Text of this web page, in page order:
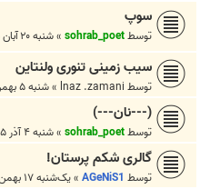
سوپ
توسطsohrab_poet
»شنبه ۲۰ آبان ۱۳۸۵, ۹:۵۷ ب.ظ
سیب زمینی تنوری ولنتاین
توسط lnaz .zamani
»شنبه ۵ بهمن ۱۳۹۲, ۴:۴۵ ب.ظ
(---نان---)
توسطsohrab_poet
»شنبه ۴ آذر ۱۳۸۵, ۱۱:۵۴ ق.ظ
گالری شکم پرستان!
توسط AGeNiS1
»یک‌شنبه ۱۷ بهمن ۱۳۹۵, ۱۰:۰۷ ق.ظ